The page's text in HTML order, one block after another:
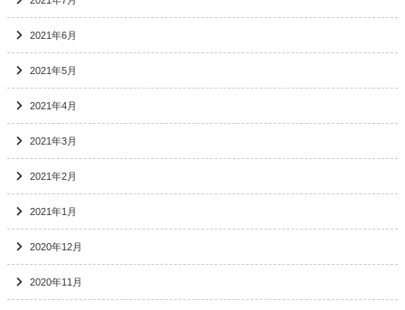
2021年6月
2021年5月
2021年4月
2021年3月
2021年2月
2021年1月
2020年12月
2020年11月